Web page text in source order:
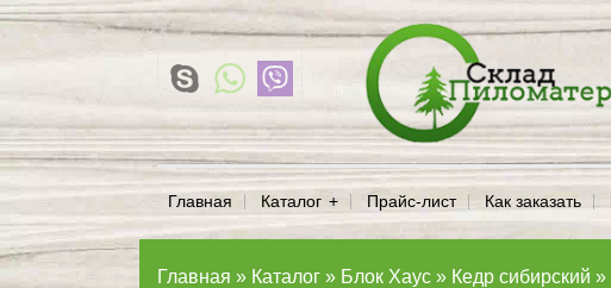
Главная Каталог Прайс-лист Как заказать
Главная » Каталог » Блок Хаус » Кедр сибирский »